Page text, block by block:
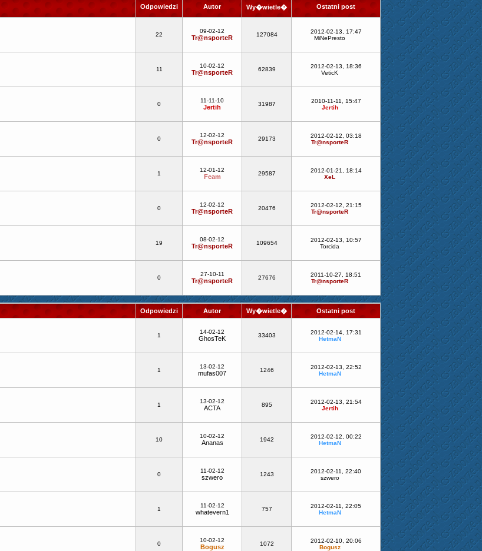
Odpowiedzi Autor Wy�wietle� Ostatni post
22
09-02-12
Tr@nsporteR 127084
2012-02-13, 17:47
MiNePresto
11
10-02-12
Tr@nsporteR 62839
2012-02-13, 18:36
VeticK
0
11-11-10
Jertih 31987
2010-11-11, 15:47
Jertih
0
12-02-12
Tr@nsporteR 29173
2012-02-12, 03:18
Tr@nsporteR
1
12-01-12
Feam 29587
2012-01-21, 18:14
XeL
0
12-02-12
Tr@nsporteR 20476
2012-02-12, 21:15
Tr@nsporteR
19
08-02-12
Tr@nsporteR 109654
2012-02-13, 10:57
Torcida
0
27-10-11
Tr@nsporteR 27676
2011-10-27, 18:51
Tr@nsporteR
Odpowiedzi Autor Wy�wietle� Ostatni post
1
14-02-12
GhosTeK 33403
2012-02-14, 17:31
HetmaN
1
13-02-12
mufas007 1246
2012-02-13, 22:52
HetmaN
1
13-02-12
ACTA 895
2012-02-13, 21:54
Jertih
10
10-02-12
Ananas 1942
2012-02-12, 00:22
HetmaN
0
11-02-12
szwero 1243
2012-02-11, 22:40
szwero
1
11-02-12
whatevern1 757
2012-02-11, 22:05
HetmaN
0
10-02-12
Bogusz 1072
2012-02-10, 20:06
Bogusz